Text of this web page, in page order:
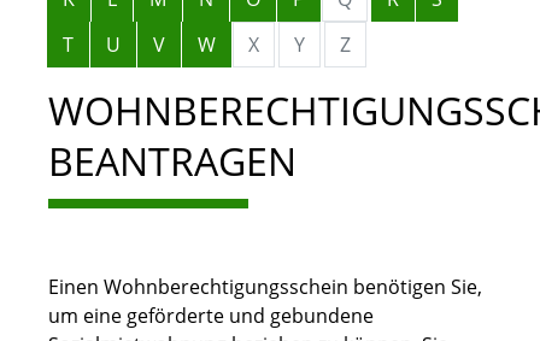
T
U V W X Y Z
BEANTRAGEN
Einen Wohnberechtigungsschein benötigen Sie,
um eine geförderte und gebundene